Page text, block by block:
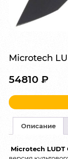
Microtech
54810 ₽
Описание
Microtech LUDT